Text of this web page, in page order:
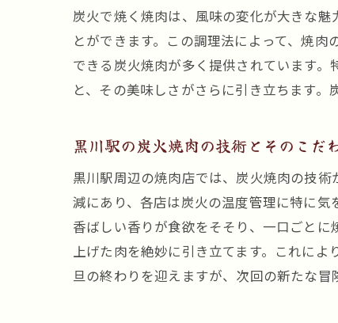
炭火で焼く焼肉は、風味の変化が大きな
とができます。この調理法によって、焼
できる炭火焼肉が多く提供されています
と、その美味しさがさらに引き立ちます。
黒川駅の炭火焼肉の技術とそのこだ
黒川駅周辺の焼肉店では、炭火焼肉の技
減にあり、各店は炭火の温度管理に特に
香ばしい香りが食欲をそそり、一口ごと
上げた肉を絶妙に引き立てます。これに
旦の終わりを迎えますが、次回の新たな冒